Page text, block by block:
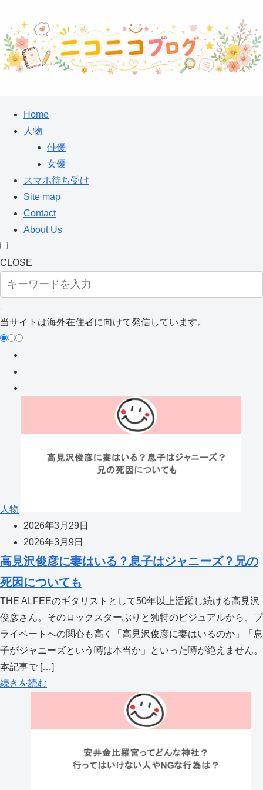
Home
人物
俳優
女優
スマホ待ち受け
Site map
Contact
About Us
CLOSE
当サイトは海外在住者に向けて発信しています。
人物
2026年3月29日
2026年3月9日
高見沢俊彦に妻はいる？息子はジャニーズ？兄の
死因についても
THE ALFEEのギタリストとして50年以上活躍し続ける高見沢
俊彦さん。そのロックスターぶりと独特のビジュアルから、プ
ライベートへの関心も高く「高見沢俊彦に妻はいるのか」「息
子がジャニーズという噂は本当か」といった噂が絶えません。
本記事で […]
続きを読む